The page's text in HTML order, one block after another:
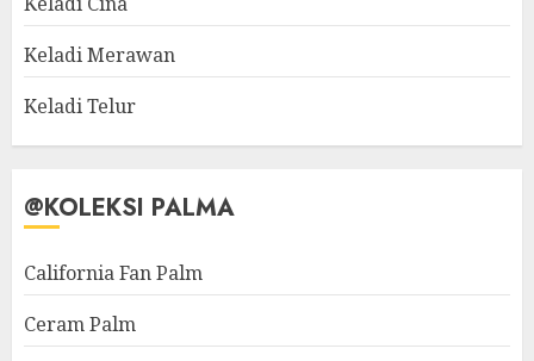
Keladi Merawan
Keladi Telur
@KOLEKSI PALMA
California Fan Palm
Ceram Palm